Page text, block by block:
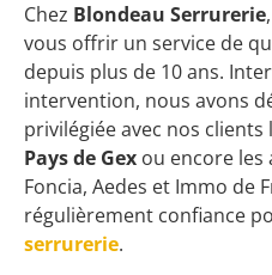
Chez Blondeau Serrurerie
vous offrir un service de
depuis plus de 10 ans.
intervention, nous avons
privilégiée avec nos clients
Pays de Gex ou encore les
Foncia, Aedes et Immo de
régulièrement confiance
serrurerie.